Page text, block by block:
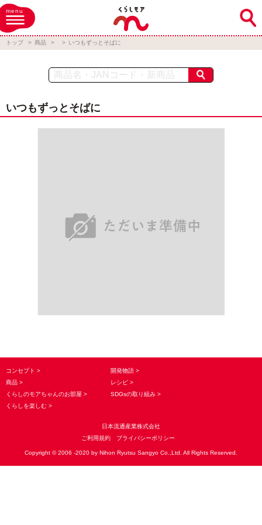
menu
トップ 商品 いつもずっとそばに
いつもずっとそばに
コンセプト
商品
くらしのモアちゃんのお部屋
くらしを楽しむ
開発物語
レシピ
SDGsの取り組み
日本流通産業株式会社
ご利用規約
プライバシーポリシー
Copyright © 2006 -2020 by Nihon Ryutsu Sangyo Co.,Ltd. All Rights Reserved.